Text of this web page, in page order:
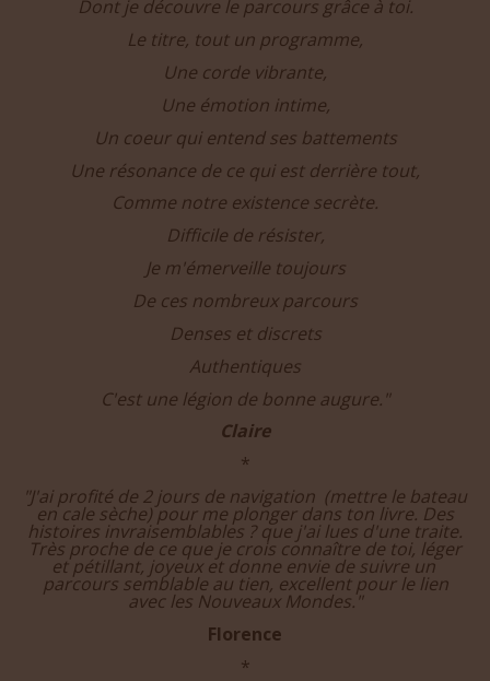
"Bien reçu le livre dédicacé d'Isabelle DUFFAUD
Dont je découvre le parcours grâce à toi.
Le titre, tout un programme,
Une corde vibrante,
Une émotion intime,
Un coeur qui entend ses battements
Une résonance de ce qui est derrière tout,
Comme notre existence secrète.
Difficile de résister,
Je m'émerveille toujours
De ces nombreux parcours
Denses et discrets
Authentiques
C'est une légion de bonne augure."
*
"J'ai profité de 2 jours de navigation (mettre le bateau
en cale sèche) pour me plonger dans ton livre. Des
histoires invraisemblables?que j'ai lues d'une traite.
Très proche de ce que je crois connaître de toi, léger
et pétillant, joyeux et donne envie de suivre un
parcours semblable au tien, excellent pour le lien
avec les Nouveaux Mondes."